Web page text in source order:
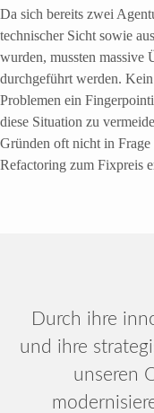
Da sich bereits zwei
technischer Sicht sowie
wurden, mussten massive
durchgeführt werden.
Problemen ein
diese Situation zu
Gründen oft nicht in
Refactoring zum Fixpreis
Durch ihre
und ihre
unseren